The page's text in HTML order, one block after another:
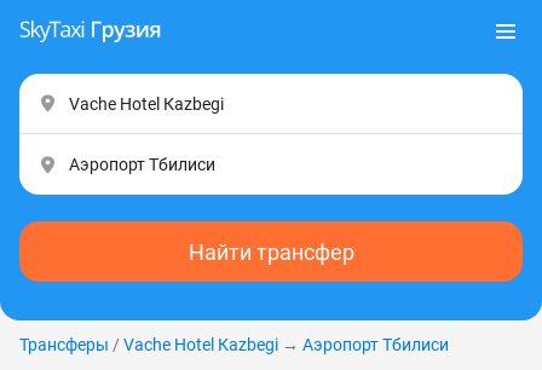
Найти трансфер
Трансферы / Vache Hotel Каzbеgi → Аэропорт Тбилиси